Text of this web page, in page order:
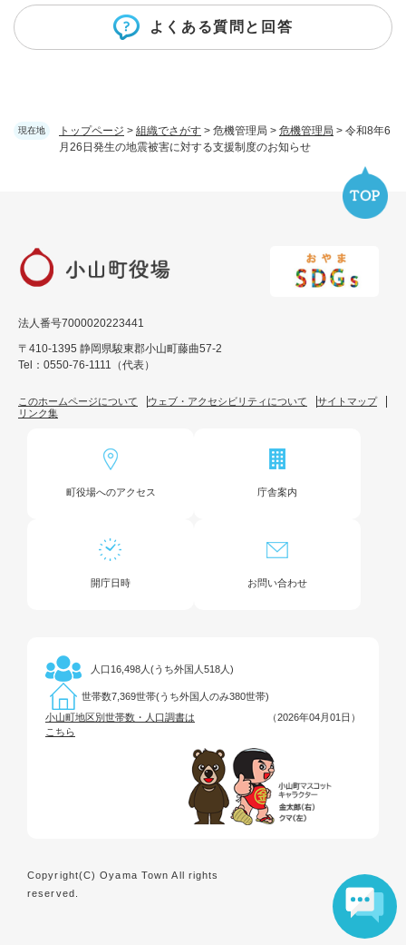
現在地 トップページ > 組織でさがす > 危機管理局 > 危機管理局 > 令和8年6
月26日発生の地震被害に対する支援制度のお知らせ
よくある質問と回答
法人番号7000020223441
〒410-1395 静岡県駿東郡小山町藤曲57-2
Tel：0550-76-1111（代表）
このホームページについて ウェブ・アクセシビリティについて
サイトマップ
リンク集
町役場へのアクセス 庁舎案内
開庁日時 お問い合わせ
人口 16,498人(うち外国人518人)
世帯数7,369世帯(うち外国人のみ380世帯)
小山町地区別世帯数・人口調書は
こちら
（2026年04月01日）
Copyright(C) Oyama Town All rights
reserved.